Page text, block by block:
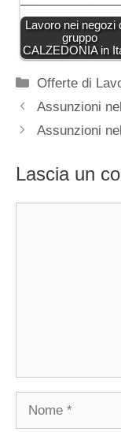
Lavoro nei negozi
gruppo
CALZEDONIA in
Categorie
Offerte di
Assunzioni
Assunzioni
Lascia un